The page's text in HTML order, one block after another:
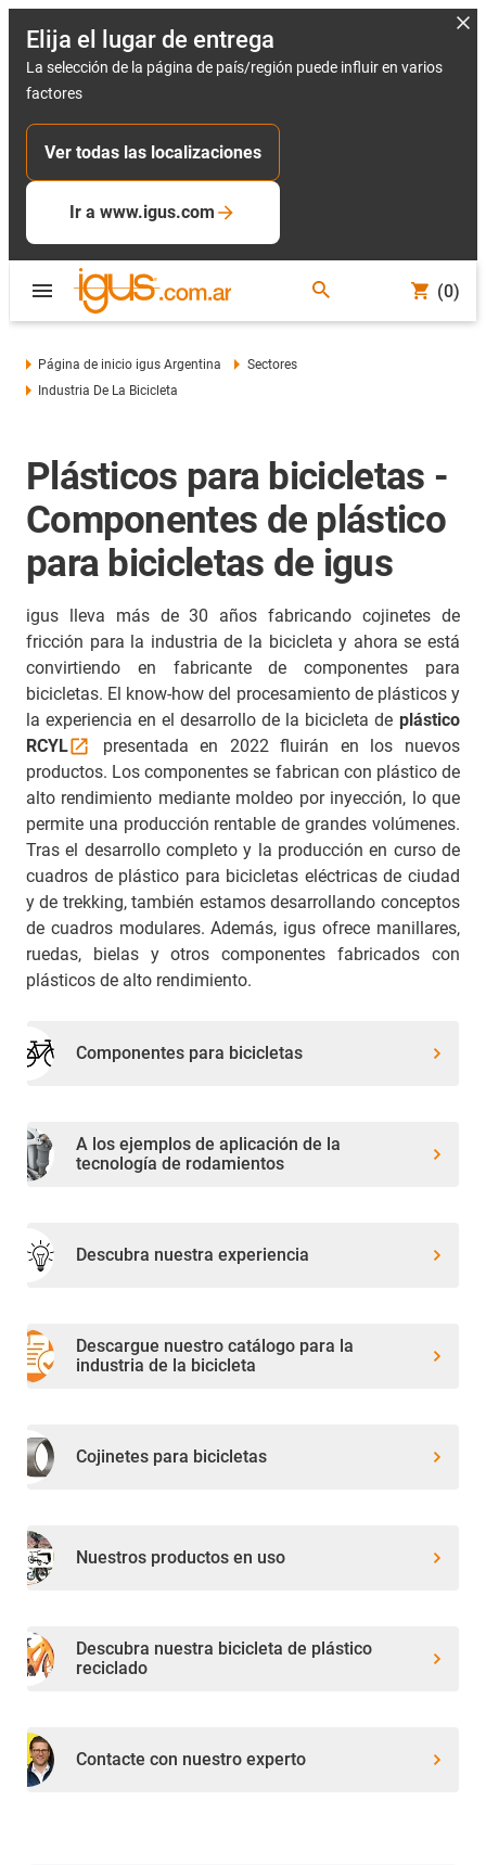
Elija el lugar de entrega
La selección de la página de país/región puede influir en varios
factores
Ver todas las localizaciones
Ir a www.igus.com
(0)
Página de inicio igus Argentina
Sectores
Industria De La Bicicleta
Plásticos para bicicletas -
Componentes de plástico
para bicicletas de igus
igus lleva más de 30 años fabricando cojinetes de
fricción para la industria de la bicicleta y ahora se está
convirtiendo en fabricante de componentes para
bicicletas. El know-how del procesamiento de plásticos y
la experiencia en el desarrollo de la bicicleta de plástico
RCYL
presentada en 2022 fluirán en los nuevos
productos. Los componentes se fabrican con plástico de
alto rendimiento mediante moldeo por inyección, lo que
permite una producción rentable de grandes volúmenes.
Tras el desarrollo completo y la producción en curso de
cuadros de plástico para bicicletas eléctricas de ciudad
y de trekking, también estamos desarrollando conceptos
de cuadros modulares. Además, igus ofrece manillares,
ruedas, bielas y otros componentes fabricados con
plásticos de alto rendimiento.
Componentes para bicicletas
A los ejemplos de aplicación de la
tecnología de rodamientos
Descubra nuestra experiencia
Descargue nuestro catálogo para la
industria de la bicicleta
Cojinetes para bicicletas
Nuestros productos en uso
Descubra nuestra bicicleta de plástico
reciclado
Contacte con nuestro experto